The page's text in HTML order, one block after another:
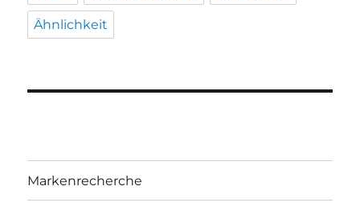
Ähnlichkeit
Markenrecherche